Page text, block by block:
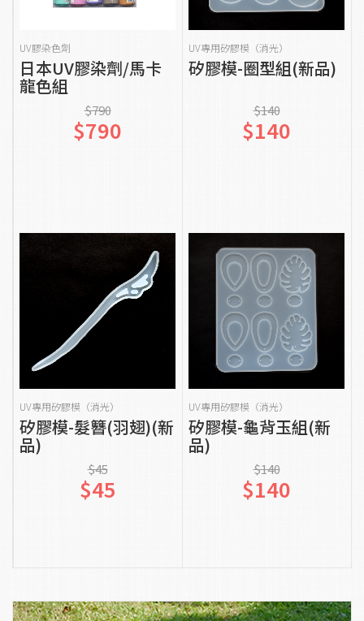
貨到通知我
UV膠染色劑
日本UV膠染劑/馬卡
龍色組
$790
$790
貨到通知我
UV專用矽膠模（消光）
矽膠模-髮簪(羽翅)(新
品)
$45
$45
加入購物車
UV專用矽膠模（消光）
矽膠模-圈型組(新品)
$140
$140
貨到通知我
UV專用矽膠模（消光）
矽膠模-龜背玉組(新
品)
$140
$140